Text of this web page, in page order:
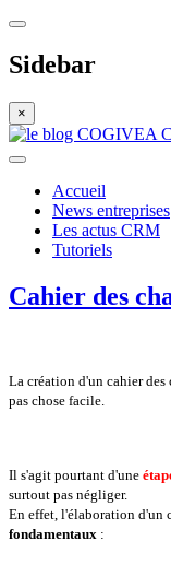
Sidebar
×
Accueil
News entreprises
Les actus CRM
Tutoriels
Cahier des
La création d'un cahier
pas chose facile.
Il s'agit pourtant d'une
surtout pas négliger.
En effet, l'élaboration d'un
fondamentaux :